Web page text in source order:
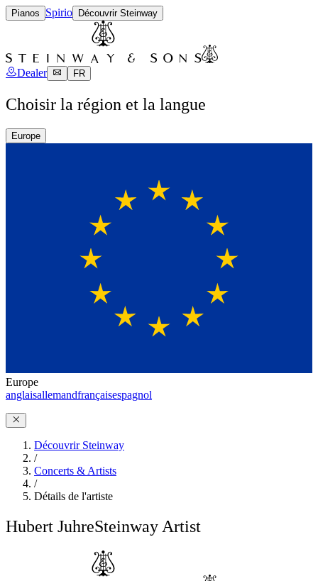
Pianos Spirio Découvrir Steinway
Dealer FR
Choisir la région et la langue
Europe
Europe
anglaisallemandfrançaisespagnol
Découvrir Steinway
/
Concerts & Artists
/
Détails de l'artiste
Hubert JuhreSteinway Artist